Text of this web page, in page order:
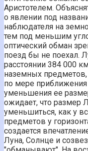
Аристотелем.
о явлении под
наблюдателя на
тем под меньшим
оптический обман
поезд бы не поехал.
расстоянии 384 000
наземных
по мере
уменьшения ее
ожидает, что размер
уменьшиться, как у
предметов у
создается
Луна, Солнце и